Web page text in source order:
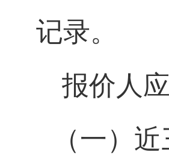
记录。
报价人
（一） 近